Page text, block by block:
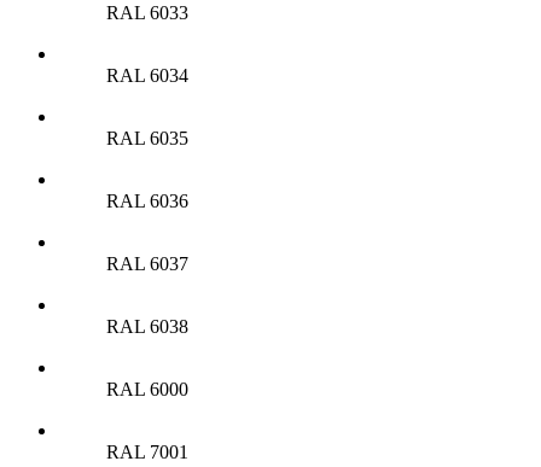
RAL 6033
RAL 6034
RAL 6035
RAL 6036
RAL 6037
RAL 6038
RAL 6000
RAL 7001